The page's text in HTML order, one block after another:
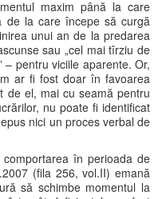
maxim până la care
de la care începe să curgă
unui an de la predarea
sau „cel mai tîrziu de
pentru viciile aparente. Or,
ar fi fost doar în favoarea
de el, mai cu seamă pentru
nu poate fi identificat
nici un proces verbal de
în perioada de
(fila 256, vol.II) emană
să schimbe momentul la